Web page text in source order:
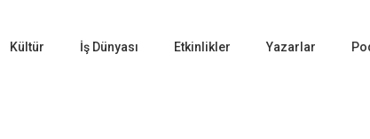
Kültür İş Dünyası Etkinlikler Yazarlar